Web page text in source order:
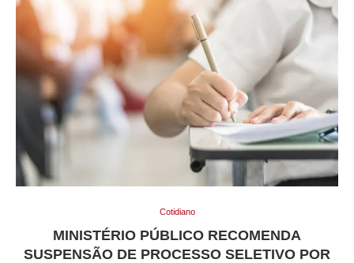
Cotidiano
MINISTÉRIO PÚBLICO RECOMENDA
SUSPENSÃO DE PROCESSO SELETIVO POR